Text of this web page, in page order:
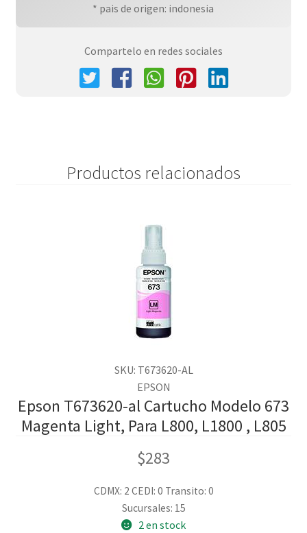
* pais de origen: indonesia
Compartelo en redes sociales
Productos relacionados
SKU: T673620-AL
EPSON
Epson T673620-al Cartucho Modelo 673
Magenta Light, Para L800, L1800 , L805
$283
CDMX: 2 CEDI: 0 Transito: 0
Sucursales: 15
2 en stock